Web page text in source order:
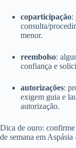
coparticipação:
consulta/
menor.
reembolso:
confiança e
autorizações:
exigem guia e
autorização.
Dica de ouro: confirme
de semana em